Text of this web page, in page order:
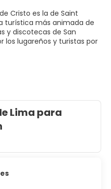
Cristo es la de Saint
turística más animada de
y discotecas de San
los lugareños y turistas por
Lima para